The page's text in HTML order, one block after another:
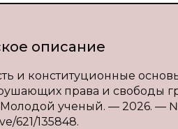
описание
и конституционные
права и свободы
ученый. — 2026. — №
621/135848.